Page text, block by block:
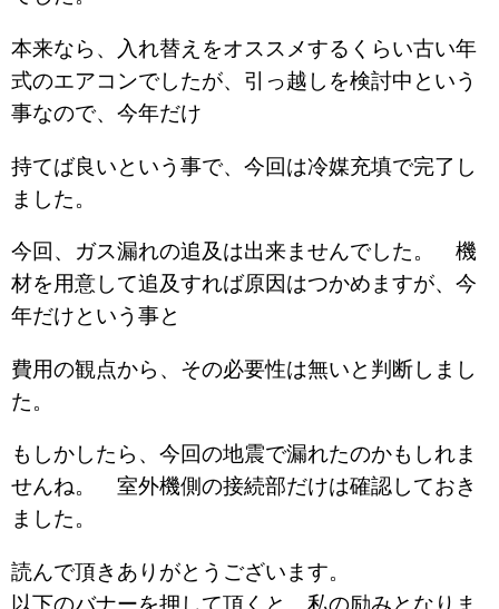
本来なら、入れ替えをオススメするくらい古い年
式のエアコンでしたが、引っ越しを検討中という
事なので、今年だけ
持てば良いという事で、今回は冷媒充填で完了し
ました。
今回、ガス漏れの追及は出来ませんでした。 機
材を用意して追及すれば原因はつかめますが、今
年だけという事と
費用の観点から、その必要性は無いと判断しまし
た。
もしかしたら、今回の地震で漏れたのかもしれま
せんね。 室外機側の接続部だけは確認しておき
ました。
読んで頂きありがとうございます。
以下のバナーを押して頂くと、私の励みとなりま